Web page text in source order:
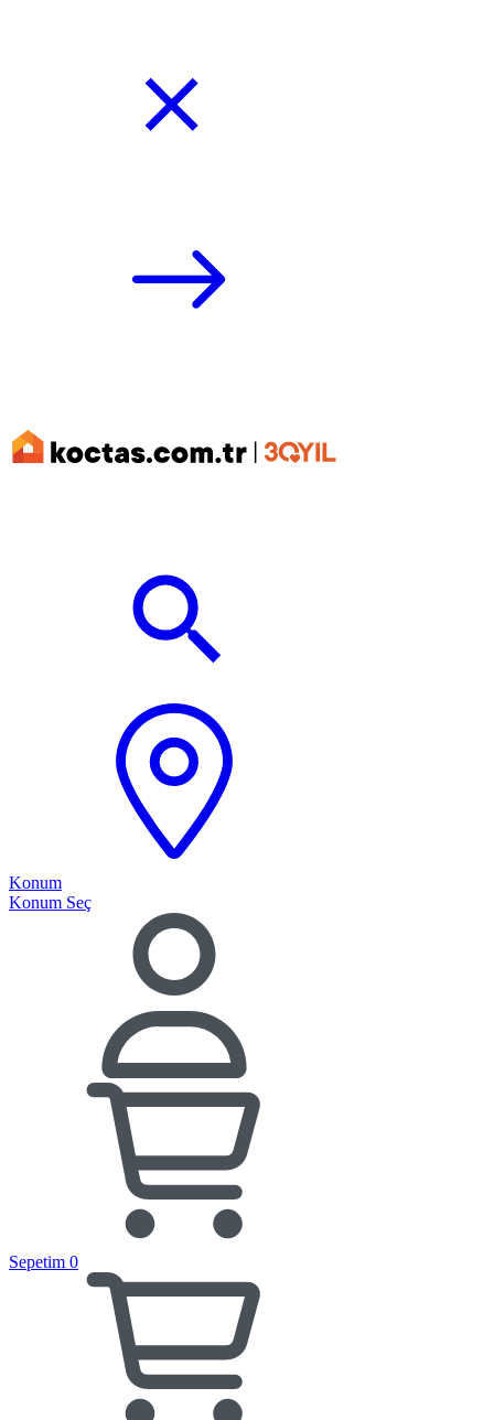
Konum
Konum Seç
Sepetim 0